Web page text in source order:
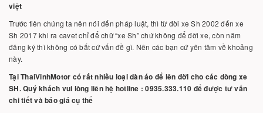
việt
Trước tiên chúng ta nên nói đến pháp luật, thì từ đời xe Sh 2002 đến xe
Sh 2017 khi ra cavet chỉ để chữ “xe Sh” chứ không để đời xe, còn năm
đăng ký thì không có bất cứ vấn đề gì. Nên các bạn cứ yên tâm về khoảng
này.
Tại ThaiVinhMotor có rất nhiều loại dàn áo để lên đời cho các dòng xe
SH. Quý khách vui lòng liên hệ hotline : 0935.333.110 để được tư vấn
chi tiết và báo giá cụ thể